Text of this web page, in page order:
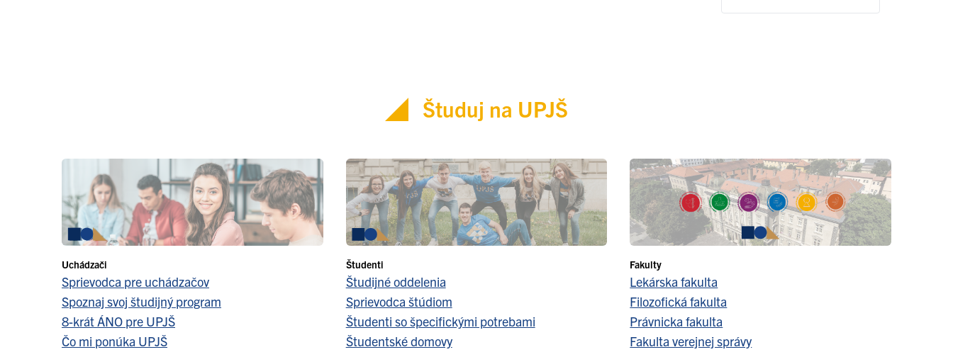
Študuj na UPJŠ
Uchádzači
Sprievodca pre uchádzačov
Spoznaj svoj študijný program
8-krát ÁNO pre UPJŠ
Čo mi ponúka UPJŠ
Študenti
Študijné oddelenia
Sprievodca štúdiom
Študenti so špecifickými potrebami
Študentské domovy
Fakulty
Lekárska fakulta
Filozofická fakulta
Právnicka fakulta
Fakulta verejnej správy